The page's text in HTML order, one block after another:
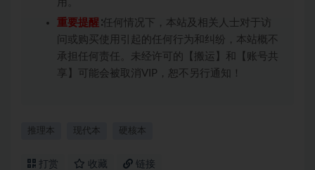
用。
重要提醒 ∶任何情况下，本站及相关人士对于访
问或购买使用引起的任何行为和纠纷，本站概不
承担任何责任。未经许可的【搬运】和【账号共
享】可能会被取消VIP，恕不另行通知！
推理本 现代本 硬核本
打赏 收藏 链接